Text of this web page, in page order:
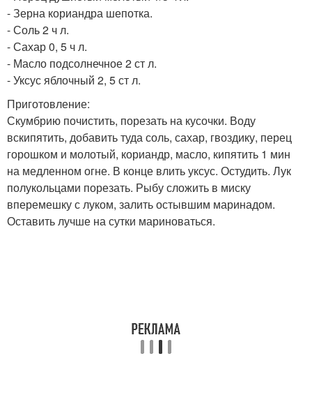
- Зерна кориандра шепотка.
- Соль 2 ч л.
- Сахар 0, 5 ч л.
- Масло подсолнечное 2 ст л.
- Уксус яблочный 2, 5 ст л.
Приготовление:
Скумбрию почистить, порезать на кусочки. Воду
вскипятить, добавить туда соль, сахар, гвоздику, перец
горошком и молотый, кориандр, масло, кипятить 1 мин
на медленном огне. В конце влить уксус. Остудить. Лук
полукольцами порезать. Рыбу сложить в миску
вперемешку с луком, залить остывшим маринадом.
Оставить лучше на сутки мариноваться.